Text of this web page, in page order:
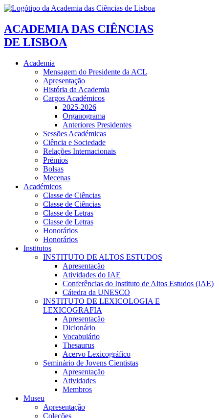
ACADEMIA DAS CIÊNCIAS
DE LISBOA
Academia
Mensagem do Presidente da ACL
Apresentação
História da Academia
Cargos Académicos
2025-2026
Organograma
Anteriores Presidentes
Sessões Académicas
Ciência e Sociedade
Relações Internacionais
Prémios
Bolsas
Mecenas
Académicos
Classe de Ciências
Classe de Ciências
Classe de Letras
Classe de Letras
Honorários
Honorários
Institutos
INSTITUTO DE ALTOS ESTUDOS
Apresentação
Atividades do IAE
Conferências do Instituto de Altos Estudos (IAE)
Cátedra da UNESCO
INSTITUTO DE LEXICOLOGIA E
LEXICOGRAFIA
Apresentação
Dicionário
Vocabulário
Thesaurus
Acervo Lexicográfico
Seminário de Jovens Cientistas
Apresentação
Atividades
Membros
Museu
Apresentação
Coleções